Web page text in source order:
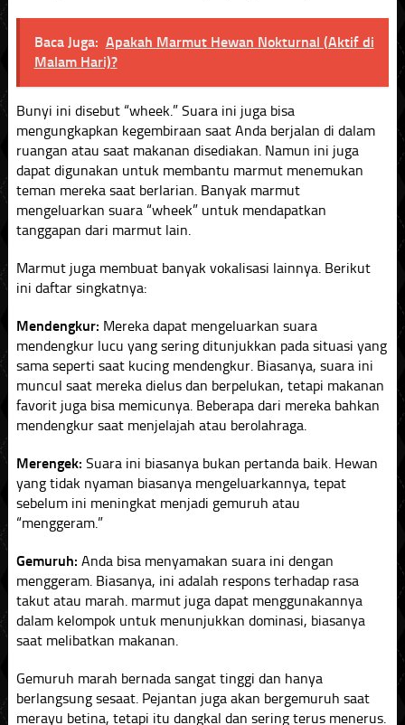
Baca Juga: Apakah Marmut Hewan Nokturnal (Aktif di
Malam Hari)?
Bunyi ini disebut “wheek.” Suara ini juga bisa
mengungkapkan kegembiraan saat Anda berjalan di dalam
ruangan atau saat makanan disediakan. Namun ini juga
dapat digunakan untuk membantu marmut menemukan
teman mereka saat berlarian. Banyak marmut
mengeluarkan suara “wheek” untuk mendapatkan
tanggapan dari marmut lain.
Marmut juga membuat banyak vokalisasi lainnya. Berikut
ini daftar singkatnya:
Mendengkur: Mereka dapat mengeluarkan suara
mendengkur lucu yang sering ditunjukkan pada situasi yang
sama seperti saat kucing mendengkur. Biasanya, suara ini
muncul saat mereka dielus dan berpelukan, tetapi makanan
favorit juga bisa memicunya. Beberapa dari mereka bahkan
mendengkur saat menjelajah atau berolahraga.
Merengek: Suara ini biasanya bukan pertanda baik. Hewan
yang tidak nyaman biasanya mengeluarkannya, tepat
sebelum ini meningkat menjadi gemuruh atau
“menggeram.”
Gemuruh: Anda bisa menyamakan suara ini dengan
menggeram. Biasanya, ini adalah respons terhadap rasa
takut atau marah. marmut juga dapat menggunakannya
dalam kelompok untuk menunjukkan dominasi, biasanya
saat melibatkan makanan.
Gemuruh marah bernada sangat tinggi dan hanya
berlangsung sesaat. Pejantan juga akan bergemuruh saat
merayu betina, tetapi itu dangkal dan sering terus menerus.